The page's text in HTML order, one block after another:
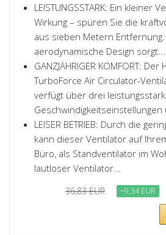
LEISTUNGSSTARK: Ein kleiner
Wirkung – spüren Sie die
aus sieben Metern Entfernung.
aerodynamische Design sorgt...
GANZJÄHRIGER KOMFORT: Der
TurboForce Air Circulator-
verfügt über drei
Geschwindigkeitseinstellungen
LEISER BETRIEB: Durch die
kann dieser Ventilator auf
Büro, als Standventilator im
lautloser Ventilator...
36,83 EUR −9,34 EUR